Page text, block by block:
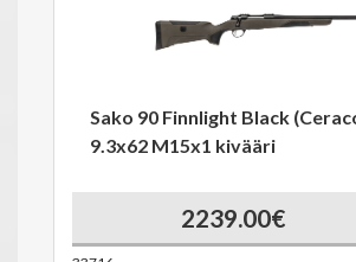
Sako 90 Finnlight Black
9.3x62 M15x1 kivääri
2239.00€